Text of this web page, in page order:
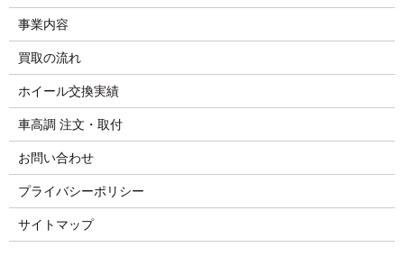
事業内容
買取の流れ
ホイール交換実績
車高調 注文・取付
お問い合わせ
プライバシーポリシー
サイトマップ